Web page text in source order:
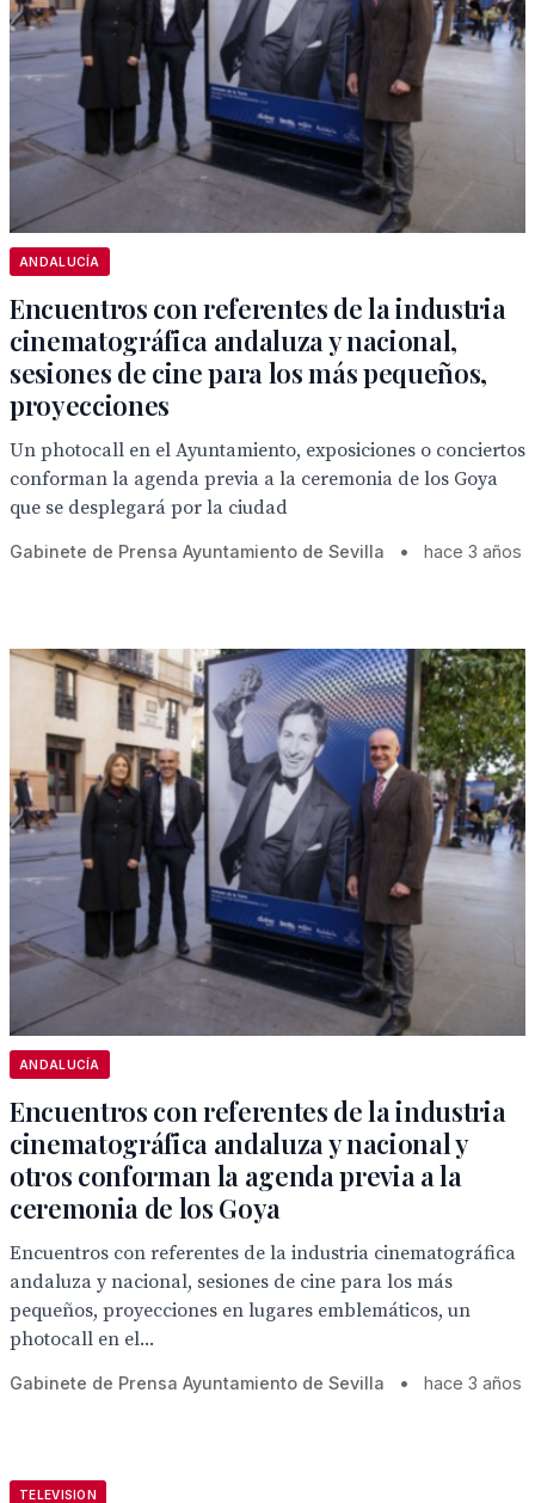
ANDALUCÍA
Encuentros con referentes de la industria
cinematográfica andaluza y nacional,
sesiones de cine para los más pequeños,
proyecciones
Un photocall en el Ayuntamiento, exposiciones o conciertos
conforman la agenda previa a la ceremonia de los Goya
que se desplegará por la ciudad
Gabinete de Prensa Ayuntamiento de Sevilla • hace 3 años
ANDALUCÍA
Encuentros con referentes de la industria
cinematográfica andaluza y nacional y
otros conforman la agenda previa a la
ceremonia de los Goya
Encuentros con referentes de la industria cinematográfica
andaluza y nacional, sesiones de cine para los más
pequeños, proyecciones en lugares emblemáticos, un
photocall en el...
Gabinete de Prensa Ayuntamiento de Sevilla • hace 3 años
TELEVISION